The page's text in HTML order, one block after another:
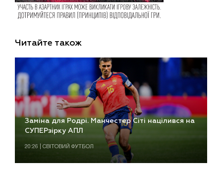
Читайте також
Заміна для Родрі. Манчестер Сіті націлився на
СУПЕРзірку АПЛ
20:26 | СВІТОВИЙ ФУТБОЛ